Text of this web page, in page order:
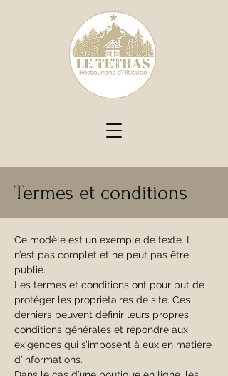
Termes et conditions
Ce modèle est un exemple de texte. Il
n’est pas complet et ne peut pas être
publié.
Les termes et conditions ont pour but de
protéger les propriétaires de site. Ces
derniers peuvent définir leurs propres
conditions générales et répondre aux
exigences qui s’imposent à eux en matière
d’informations.